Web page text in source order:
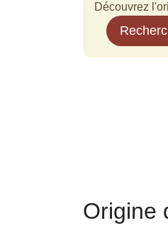
Découvrez
Origine